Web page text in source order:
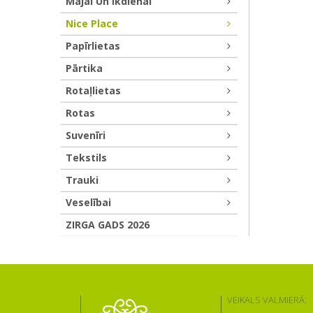
Nice Place
Papīrlietas
Pārtika
Rotaļlietas
Rotas
Suvenīri
Tekstils
Trauki
Veselībai
ZIRGA GADS 2026
VEIKALS VALMIERĀ: